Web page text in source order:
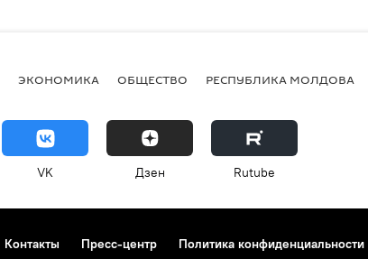
ЭКОНОМИКА ОБЩЕСТВО РЕСПУБЛИКА МОЛДОВА
VK Дзен Rutube
Контакты Пресс-центр Политика конфиденциальности